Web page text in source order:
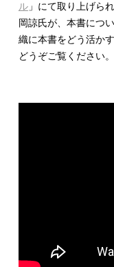
ル」にて取り上げら
岡諒氏が、本書につ
織に本書をどう活か
どうぞご覧ください。